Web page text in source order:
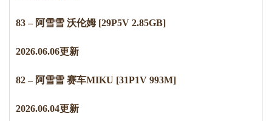
83 – 阿雪雪 沃伦姆 [29P5V 2.85GB]
2026.06.06更新
82 – 阿雪雪 赛车MIKU [31P1V 993M]
2026.06.04更新